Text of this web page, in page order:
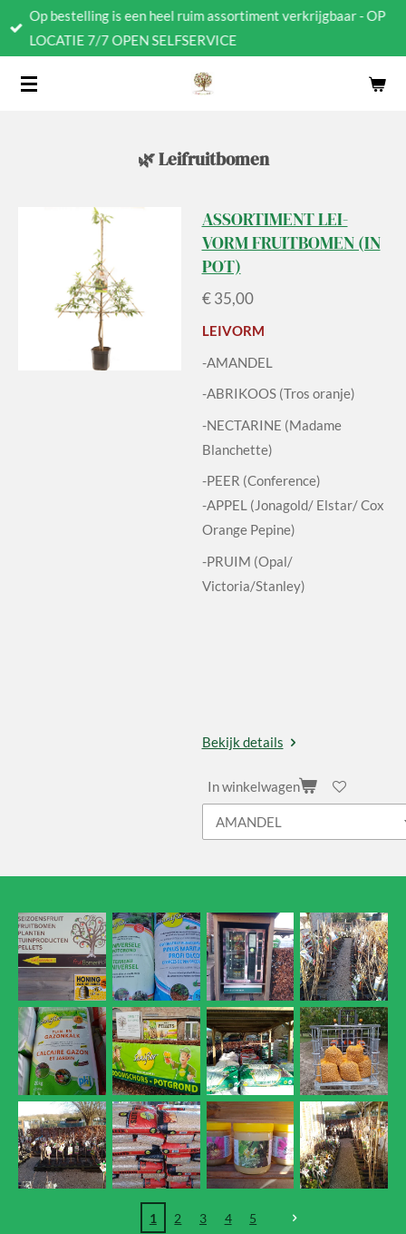
Ga
direct
de
Op bestelling is een heel ruim assortiment verkrijgbaar - OP
LOCATIE 7/7 OPEN SELFSERVICE
🌿 Leifruitbomen
ASSORTIMENT LEI-
VORM FRUITBOMEN (IN
POT)
€ 35,00
LEIVORM
-AMANDEL
-ABRIKOOS (Tros oranje)
-NECTARINE (Madame
Blanchette)
-PEER (Conference)
-APPEL (Jonagold/ Elstar/ Cox
Orange Pepine)
-PRUIM (Opal/
Victoria/Stanley)
Bekijk details
In winkelwagen
1 2 3 4 5